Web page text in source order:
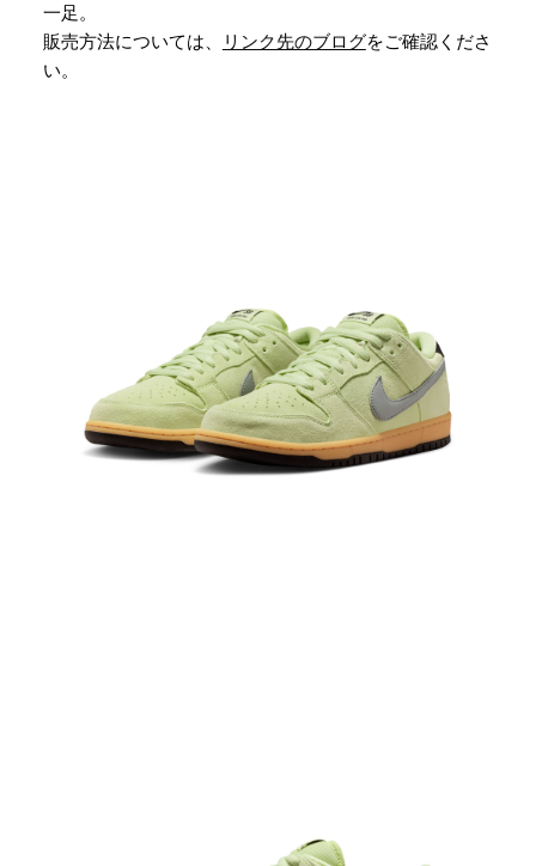
一足。
販売方法については、
リンク先のブログをご確認くださ
い。